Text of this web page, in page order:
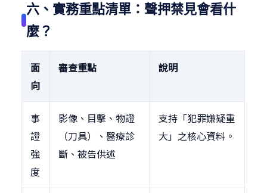
六、實務重點清單：聲押禁見會看什
麼？
面
向
審查重點 說明
事
證
強
度
影像、目擊、物證
（刀具）、醫療診
斷、被告供述
支持「犯罪嫌疑重
大」之核心資料。